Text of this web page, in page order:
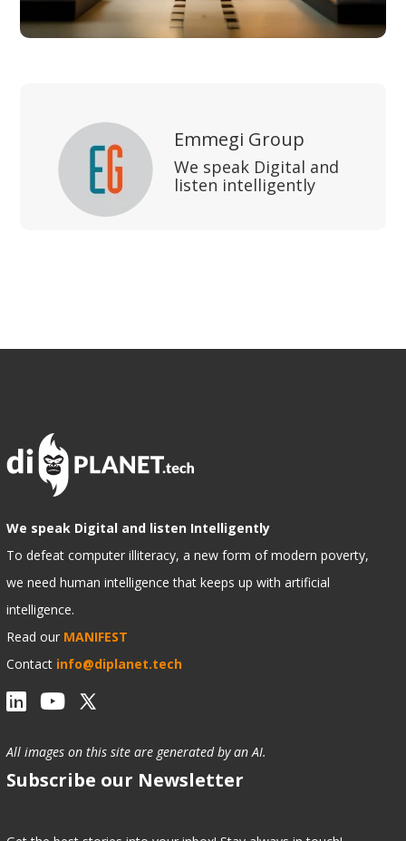
Emmegi Group
We speak Digital and
listen intelligently
We speak Digital and listen Intelligently
To defeat computer illiteracy, a new form of modern poverty,
we need human intelligence that keeps up with artificial
intelligence.
Read our MANIFEST
Contact info@diplanet.tech
All images on this site are generated by an AI.
Subscribe our Newsletter